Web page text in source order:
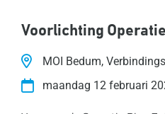
Voorlichting
MOI Bedum,
maandag 12 februari